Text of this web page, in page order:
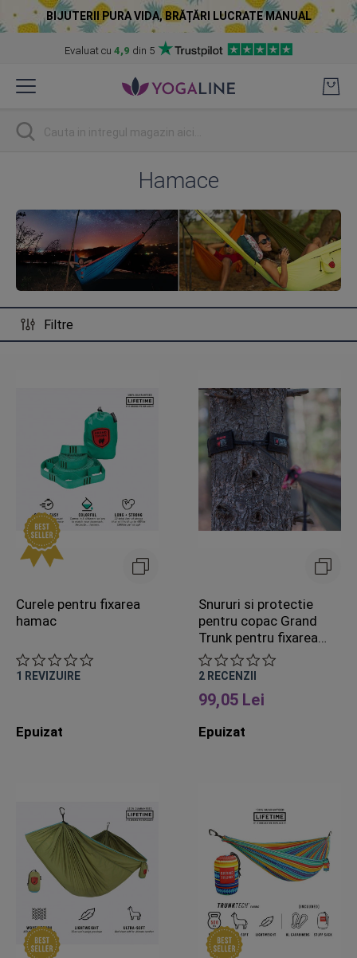
BIJUTERII PURA VIDA, BRĂȚĂRI LUCRATE MANUAL
Evaluat cu 4,9 din 5
to
Cautare
Hamace
Filtre
Curele pentru fixarea
hamac
1 REVIZUIRE
Epuizat
Snururi si protectie
pentru copac Grand
Trunk pentru fixarea
hamacului
2 RECENZII
99,05 Lei
Epuizat